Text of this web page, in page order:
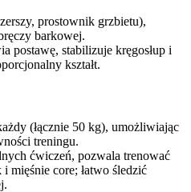
prostownik grzbietu),
barkowej.
postawę, stabilizuje kręgosłup i
kształt.
(łącznie 50 kg), umożliwiając
treningu.
ćwiczeń, pozwala trenować
mięśnie core; łatwo śledzić